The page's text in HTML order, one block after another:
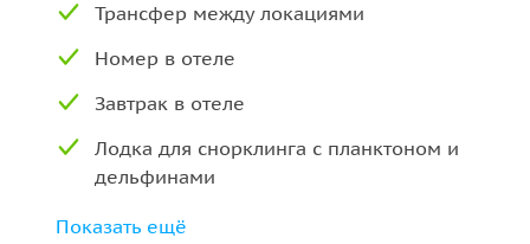
Трансфер между локациями
Номер в отеле
Завтрак в отеле
Лодка для снорклинга c планктоном и
дельфинами
Снаряжение для снорклинга
Показать ещё